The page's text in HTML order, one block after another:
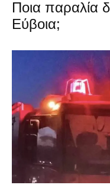
Ποια παραλία
Εύβοια;